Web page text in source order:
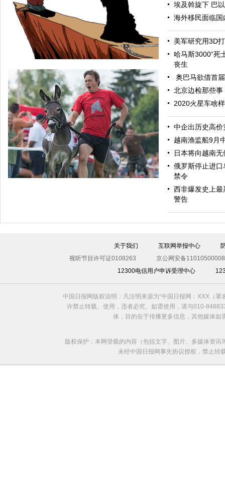
中国日报漫画：灾难
德国趣味“驴子赛跑” 选手驴子齐狂奔
埃及斡旋下 巴
海外移民面临
美军研究用3D
哈马斯3000“死
丧生
奥巴马欲借首
北京边检那些事
2020火星车啥
中企出历史高
越南渔监船9月
日本将向越南
俄罗斯停止进
禁令
西非爆发史上
警告
关于我们 互联网举报中心
视听节目许可证0108263
京公网安备
12300电信用户申诉受理中心
中国日报网版权说明：凡注明来源为“中国日报网：XXX（
许禁止转载、使用，违者必究。如需使用，请与010-
体，目的在于传播更多信息，其他媒体
版权保护：本网登载的内容（包括文字、图片、多媒体资
未经中国日报网事先协议授权，禁止转